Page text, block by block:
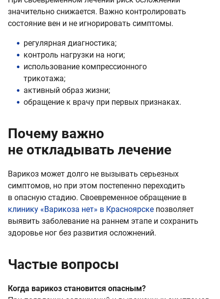
значительно снижается. Важно контролировать
состояние вен и не игнорировать симптомы.
регулярная диагностика;
контроль нагрузки на ноги;
использование компрессионного
трикотажа;
активный образ жизни;
обращение к врачу при первых признаках.
Почему важно
не откладывать лечение
Варикоз может долго не вызывать серьезных
симптомов, но при этом постепенно переходить
в опасную стадию. Своевременное обращение в
клинику «Варикоза нет» в Красноярске позволяет
выявить заболевание на раннем этапе и сохранить
здоровье ног без развития осложнений.
Частые вопросы
Когда варикоз становится опасным?